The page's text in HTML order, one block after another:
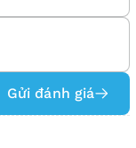
Gửi đánh giá